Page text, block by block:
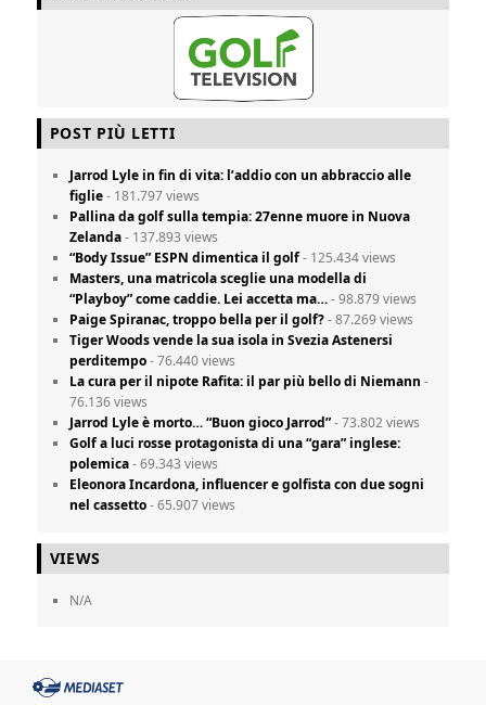
POST PIÙ LETTI
Jarrod Lyle in fin di vita: l’addio con un abbraccio alle
figlie- 181.797 views
Pallina da golf sulla tempia: 27enne muore in Nuova
Zelanda- 137.893 views
“Body Issue” ESPN dimentica il golf- 125.434 views
Masters, una matricola sceglie una modella di
“Playboy” come caddie. Lei accetta ma…- 98.879 views
Paige Spiranac, troppo bella per il golf?- 87.269 views
Tiger Woods vende la sua isola in Svezia Astenersi
perditempo- 76.440 views
La cura per il nipote Rafita: il par più bello di Niemann -
76.136 views
Jarrod Lyle è morto… “Buon gioco Jarrod”- 73.802 views
Golf a luci rosse protagonista di una “gara” inglese:
polemica- 69.343 views
Eleonora Incardona, influencer e golfista con due sogni
nel cassetto- 65.907 views
VIEWS
N/A